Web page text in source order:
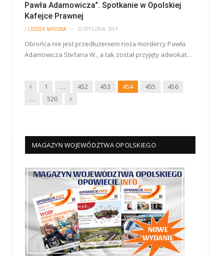
Pawła Adamowicza”. Spotkanie w Opolskiej
Kafejce Prawnej
/ LESZEK MYCZKA 22 STYCZNIA 2019
Obrońca nie jest przedłużeniem noża mordercy Pawła
Adamowicza Stefana W., a tak został przyjęty adwokat…
Wstecz
1 … 452 453 454 455
456
…
520 Dalej
MAGAZYN WOJEWÓDZTWA OPOLSKIEGO